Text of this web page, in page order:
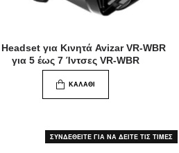
για Κινητά Avizar VR-WBR
για 5 έως 7 Ίντσες VR-WBR
ΚΑΛΆΘΙ
ΣΥΝΔΕΘΕΙΤΕ ΓΙΑ ΝΑ ΔΕΙΤΕ ΤΙΣ ΤΙΜΕΣ